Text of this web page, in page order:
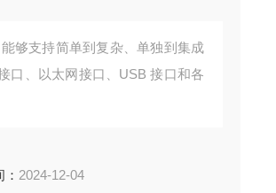
够支持简单到复杂、单独到集成
口、以太网接口、USB 接口和各
2024-12-04